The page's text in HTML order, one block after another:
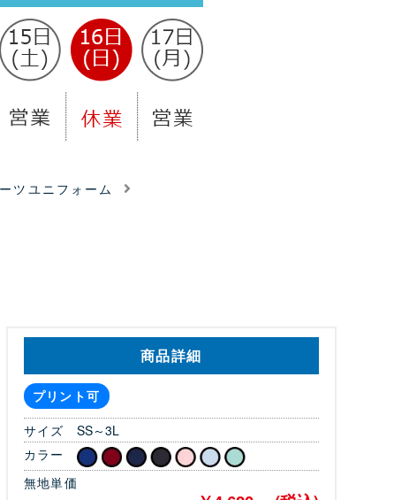
ツユニフォーム
商品詳細
プリント可
サイズ
SS～3L
カラー
無地単価